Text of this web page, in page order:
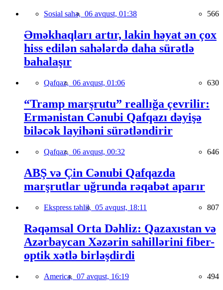
Sosial sahə, 06 avqust, 01:38 566
Əməkhaqları artır, lakin həyat ən çox
hiss edilən sahələrdə daha sürətlə
bahalaşır
Qafqaz, 06 avqust, 01:06 630
“Tramp marşrutu” reallığa çevrilir:
Ermənistan Cənubi Qafqazı dəyişə
biləcək layihəni sürətləndirir
Qafqaz, 06 avqust, 00:32 646
ABŞ və Çin Cənubi Qafqazda
marşrutlar uğrunda rəqabət aparır
Ekspress təhlil, 05 avqust, 18:11 807
Rəqəmsal Orta Dəhliz: Qazaxıstan və
Azərbaycan Xəzərin sahillərini fiber-
optik xətlə birləşdirdi
America, 07 avqust, 16:19 494